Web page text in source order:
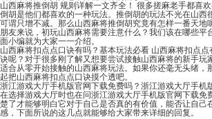
山西麻将推倒胡 规则详解一文齐全！ 很多搓麻老手都喜
倒胡是他们都喜欢的一种玩法。推倒胡的玩法不光在山西
可谓只增不减。那么山西麻将推倒胡究竟有怎样一番天地
朋友来说，初玩山西麻将需要注意什么？我们该在哪些平
面小编就为大家一一介绍。
山西麻将扣点点口诀有吗？基本玩法必看 山西麻将扣点点
诀呢？对于很多刚了解又想要尝试接触山西麻将的新手玩
适合从零开始接触的山西麻将玩法。如果你还毫无头绪，
起把山西麻将扣点点口诀摸个透吧。
浙江游戏大厅手机版官网下载免费吗？浙江游戏大厅手机
在选择游戏大厅时也在问浙江游戏大厅手机版官网下载免
楚了才能够明白它对于自己是否真的有价值，能否让自己
感，下面所说的这几点就能够给大家带来详细的回复。